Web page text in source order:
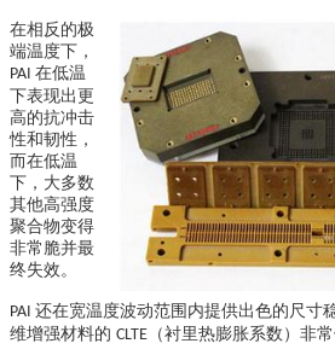
在相反的极
端温度下，
PAI 在低温
下表现出更
高的抗冲击
性和韧性，
而在低温
下，大多数
其他高强度
聚合物变得
非常脆并最
终失效。
PAI 还在宽温度波动范围内提供出色的尺寸
维增强材料的 CLTE （衬里热膨胀系数）非